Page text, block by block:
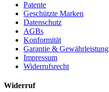
Patente
Geschützte Marken
Datenschutz
AGBs
Konformität
Garantie & Gewährleistung
Impressum
Widerrufsrecht
Widerruf